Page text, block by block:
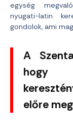
egység
nyugati-latin
gondolok, ami
A
hogy
előre